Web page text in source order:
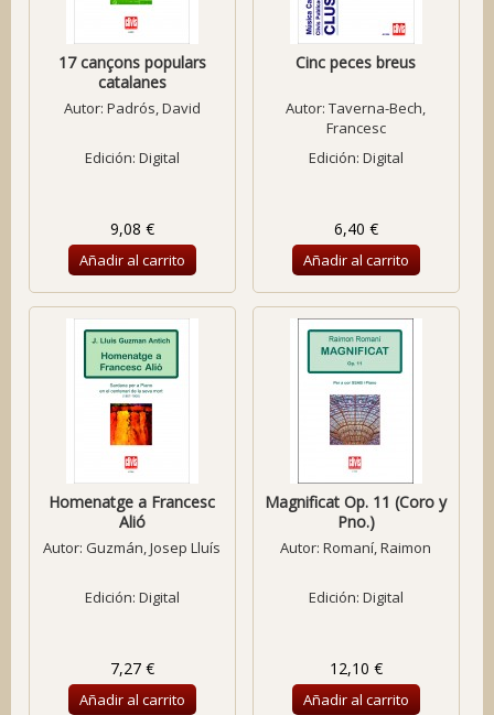
17 cançons populars
catalanes
Autor: Padrós, David
Edición: Digital
9,08 €
Añadir al carrito
Cinc peces breus
Autor:Taverna-Bech,
Francesc
Edición: Digital
6,40 €
Añadir al carrito
Homenatge a Francesc
Alió
Autor: Guzmán, Josep Lluís
Edición: Digital
7,27 €
Añadir al carrito
Magnificat Op. 11 (Coro y
Pno.)
Autor:Romaní, Raimon
Edición: Digital
12,10 €
Añadir al carrito